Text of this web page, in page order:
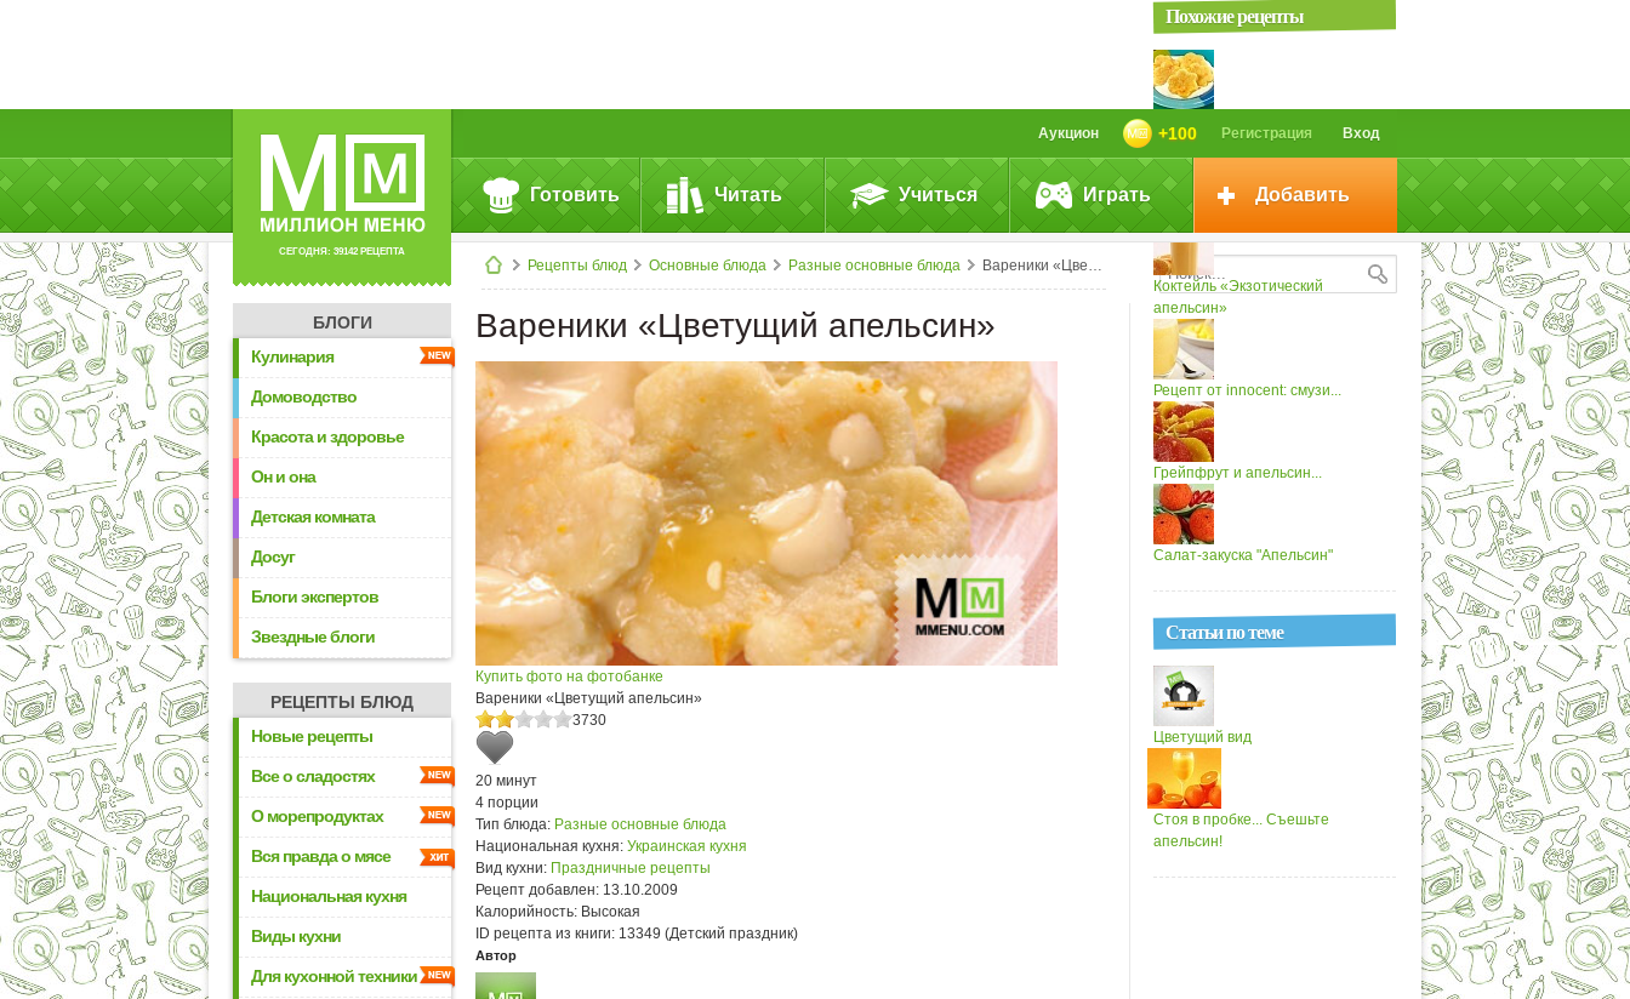
СЕГОДНЯ: 39142 РЕЦЕПТА
Вход
Регистрация
+100
Аукцион
Готовить Читать Учиться Играть Добавить
Рецепты блюд Основные блюда Разные основные блюда Вареники «Цветущий апельсин»
БЛОГИ
Кулинария
Домоводство
Красота и здоровье
Он и она
Детская комната
Досуг
Блоги экспертов
Звездные блоги
РЕЦЕПТЫ БЛЮД
Новые рецепты
Все о сладостях
О морепродуктах
Вся правда о мясе
Национальная кухня
Виды кухни
Для кухонной техники
Вареники «Цветущий апельсин»
Купить фото на фотобанке
Вареники «Цветущий апельсин»
3730
20 минут
4 порции
Тип блюда: Разные основные блюда
Национальная кухня: Украинская кухня
Вид кухни: Праздничные рецепты
Рецепт добавлен: 13.10.2009
Калорийность: Высокая
ID рецепта из книги: 13349 (Детский праздник)
Автор
Похожие рецепты
Апельсин фаршированый
Коктейль «Экзотический
апельсин»
Рецепт от innocent: смузи...
Грейпфрут и апельсин...
Салат-закуска "Апельсин"
Статьи по теме
Цветущий вид
Стоя в пробке... Съешьте
апельсин!